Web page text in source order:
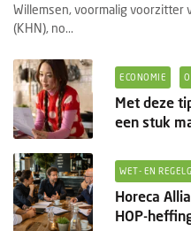
Willemsen, voormalig voorzitter
(KHN), no...
ECONOMIE
Met deze
een stuk
WET- EN
Horeca
HOP-